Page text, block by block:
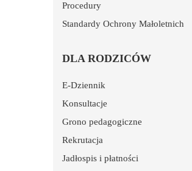
Procedury
Standardy Ochrony Małoletnich
DLA RODZICÓW
E-Dziennik
Konsultacje
Grono pedagogiczne
Rekrutacja
Jadłospis i płatności